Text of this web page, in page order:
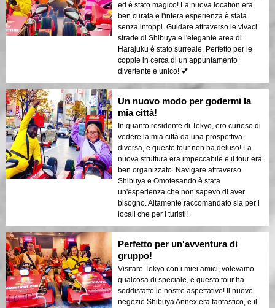
ed è stato magico! La nuova location era
ben curata e l'intera esperienza è stata
senza intoppi. Guidare attraverso le vivaci
strade di Shibuya e l'elegante area di
Harajuku è stato surreale. Perfetto per le
coppie in cerca di un appuntamento
divertente e unico! 💕
Un nuovo modo per godermi la
mia città!
In quanto residente di Tokyo, ero curioso di
vedere la mia città da una prospettiva
diversa, e questo tour non ha deluso! La
nuova struttura era impeccabile e il tour era
ben organizzato. Navigare attraverso
Shibuya e Omotesando è stata
un'esperienza che non sapevo di aver
bisogno. Altamente raccomandato sia per i
locali che per i turisti!
Perfetto per un'avventura di
gruppo!
Visitare Tokyo con i miei amici, volevamo
qualcosa di speciale, e questo tour ha
soddisfatto le nostre aspettative! Il nuovo
negozio Shibuya Annex era fantastico, e il